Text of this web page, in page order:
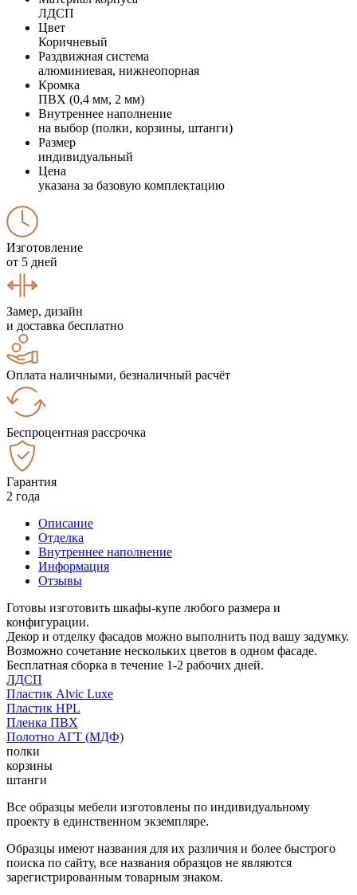
ЛДСП
Цвет
Коричневый
Раздвижная система
алюминиевая, нижнеопорная
Кромка
ПВХ (0,4 мм, 2 мм)
Внутреннее наполнение
на выбор (полки, корзины, штанги)
Размер
индивидуальный
Цена
указана за базовую комплектацию
Изготовление
от 5 дней
Замер, дизайн
и доставка бесплатно
Оплата наличными, безналичный расчёт
Беспроцентная рассрочка
Гарантия
2 года
Описание
Отделка
Внутреннее наполнение
Информация
Отзывы
Готовы изготовить шкафы-купе любого размера и
конфигурации.
Декор и отделку фасадов можно выполнить под вашу задумку.
Возможно сочетание нескольких цветов в одном фасаде.
Бесплатная сборка в течение 1-2 рабочих дней.
ЛДСП
Пластик Alvic Luxe
Пластик HPL
Пленка ПВХ
Полотно АГТ (МДФ)
полки
корзины
штанги
Все образцы мебели изготовлены по индивидуальному
проекту в единственном экземпляре.
Образцы имеют названия для их различия и более быстрого
поиска по сайту, все названия образцов не являются
зарегистрированным товарным знаком.